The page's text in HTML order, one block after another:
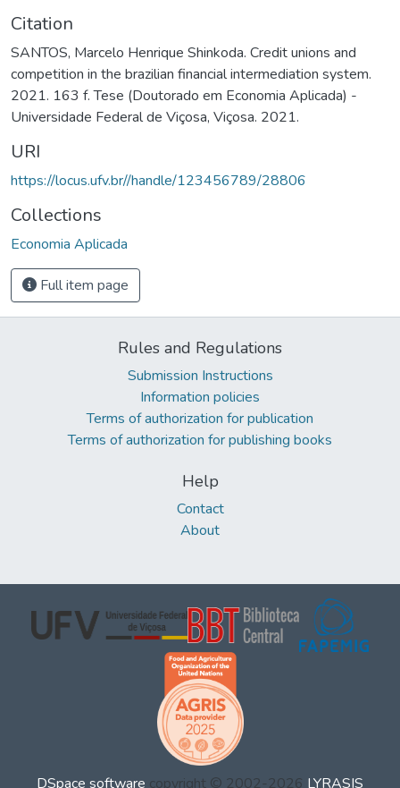
Citation
SANTOS, Marcelo Henrique Shinkoda. Credit unions and
competition in the brazilian financial intermediation system.
2021. 163 f. Tese (Doutorado em Economia Aplicada) -
Universidade Federal de Viçosa, Viçosa. 2021.
URI
https://locus.ufv.br//handle/123456789/28806
Collections
Economia Aplicada
Full item page
Rules and Regulations
Submission Instructions
Information policies
Terms of authorization for publication
Terms of authorization for publishing books
Help
Contact
About
DSpace software copyright © 2002-2026 LYRASIS